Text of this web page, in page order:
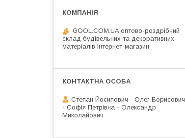
GOOL.COM.UA оптово-роздрібний
склад будівельних та декоративних
матеріалів інтернет-магазин
Степан Йосипович - Олег Борисович
- Софія Петрівна - Олександр
Миколайович